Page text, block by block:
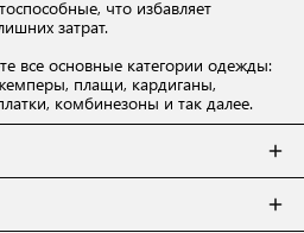
что избавляет
затрат.
все основные категории одежды:
плащи, кардиганы,
комбинезоны и так далее.